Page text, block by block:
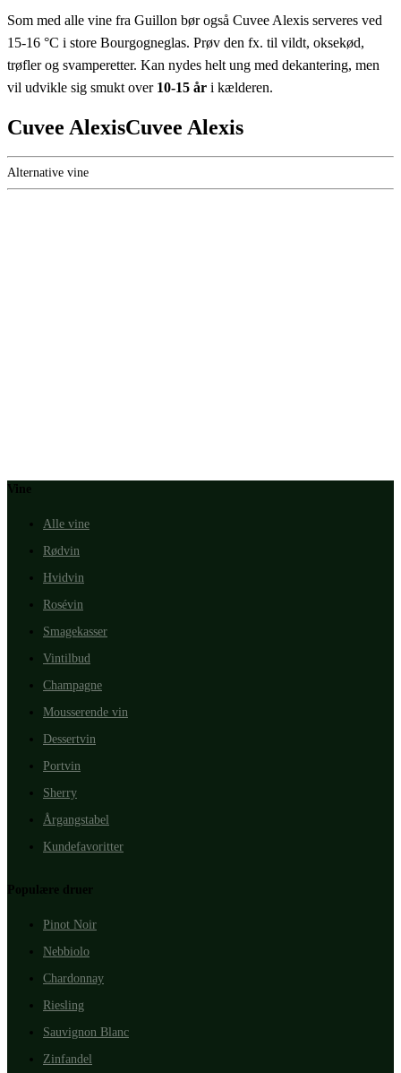
Som med alle vine fra Guillon bør også Cuvee Alexis serveres ved
15-16 °C i store Bourgogneglas. Prøv den fx. til vildt, oksekød,
trøfler og svamperetter. Kan nydes helt ung med dekantering, men
vil udvikle sig smukt over 10-15 år i kælderen.
Cuvee AlexisCuvee Alexis
Alternative vine
Vine
Alle vine
Rødvin
Hvidvin
Rosévin
Smagekasser
Vintilbud
Champagne
Mousserende vin
Dessertvin
Portvin
Sherry
Årgangstabel
Kundefavoritter
Populære druer
Pinot Noir
Nebbiolo
Chardonnay
Riesling
Sauvignon Blanc
Zinfandel